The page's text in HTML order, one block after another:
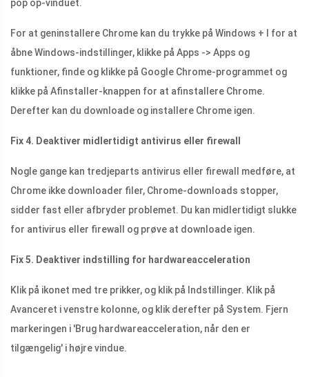
pop op-vinduet.
For at geninstallere Chrome kan du trykke på Windows + I for at
åbne Windows-indstillinger, klikke på Apps -> Apps og
funktioner, finde og klikke på Google Chrome-programmet og
klikke på Afinstaller-knappen for at afinstallere Chrome.
Derefter kan du downloade og installere Chrome igen.
Fix 4. Deaktiver midlertidigt antivirus eller firewall
Nogle gange kan tredjeparts antivirus eller firewall medføre, at
Chrome ikke downloader filer, Chrome-downloads stopper,
sidder fast eller afbryder problemet. Du kan midlertidigt slukke
for antivirus eller firewall og prøve at downloade igen.
Fix 5. Deaktiver indstilling for hardwareacceleration
Klik på ikonet med tre prikker, og klik på Indstillinger. Klik på
Avanceret i venstre kolonne, og klik derefter på System. Fjern
markeringen i 'Brug hardwareacceleration, når den er
tilgængelig' i højre vindue.